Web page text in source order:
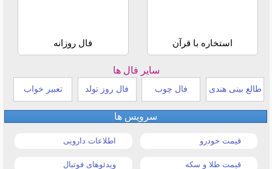
استخاره با قرآن فال روزانه
سایر فال ها
طالع بینی هندی فال چوب فال روز تولد تعبیر خواب
سرویس ها
قیمت خودرو اطلاعات دارویی
قیمت طلا و سکه ویدئوهای فوتبال